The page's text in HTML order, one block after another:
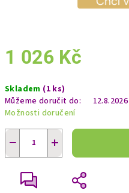
1 026 Kč
cena:
Skladem (1 ks)
Můžeme doručit do:
12.8.2026
Možnosti doručení
+
−